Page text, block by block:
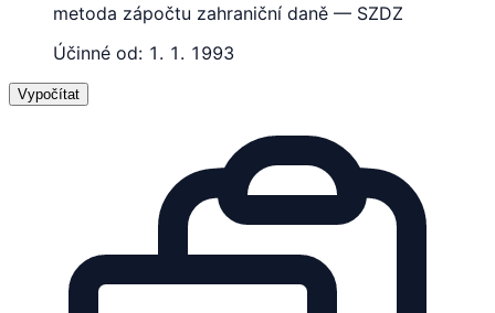
metoda zápočtu zahraniční daně — SZDZ
Účinné od: 1. 1. 1993
Vypočítat